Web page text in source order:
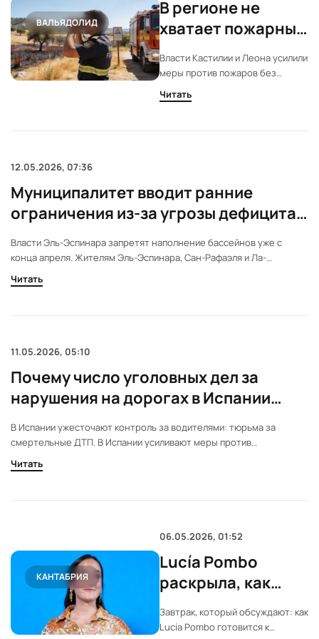
работы на инфраструктуре.
ВАЛЬЯДОЛИД
В регионе не
хватает пожарных
для перехода на
высокий уровень
тревоги
Власти Кастилии и Леона усилили
меры против пожаров без
повышения уровня риска.
Кастилия и Леон вводит
борьбе с огнем раньше
обычного.
Читать
12.05.2026, 07:36
Муниципалитет вводит ранние
ограничения из-за угрозы дефицита
воды летом в провинции Сеговия
Власти Эль-Эспинара запретят наполнение бассейнов уже с
конца апреля. Жителям Эль-Эспинара, Сан-Рафаэля и Ла-
Эстасьон разрешили наполнить бассейны только до 26 апреля.
После этой даты любые попытки использовать воду для этих
Читать
11.05.2026, 05:10
Почему число уголовных дел за
нарушения на дорогах в Испании
остается высоким
В Испании ужесточают контроль за водителями: тюрьма за
смертельные ДТП. В Испании усиливают меры против
нарушителей на дорогах. За гибель человека по вине водителя
теперь грозит реальный срок. Власти фиксируют рост дел из-за
Читать
КАНТАБРИЯ
06.05.2026, 01:52
Lucía Pombo
раскрыла, как
изменилась её
жизнь на
Завтрак, который обсуждают: как
Lucía Pombo готовится к